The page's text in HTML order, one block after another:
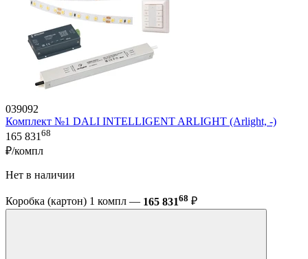
039092
Комплект №1 DALI INTELLIGENT ARLIGHT (Arlight, -)
165 831 68
₽/компл
Нет в наличии
Коробка (картон) 1 компл — 165 83168 ₽